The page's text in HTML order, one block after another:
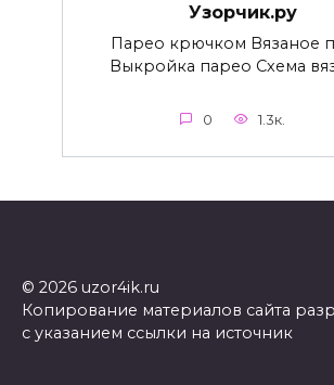
Узорчик.ру
Парео крючком Вязаное
Выкройка парео Схема
0 1.3к.
© 2026 uzor4ik.ru
Копирование материалов сайта
с указанием ссылки на источник